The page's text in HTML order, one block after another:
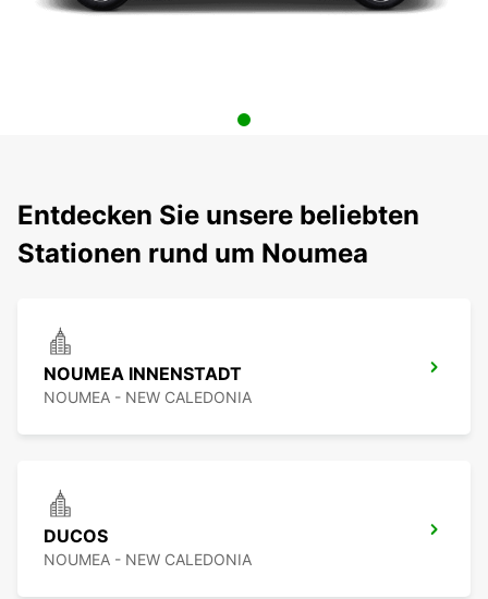
Entdecken Sie unsere beliebten
Stationen rund um Noumea
NOUMEA INNENSTADT
NOUMEA - NEW CALEDONIA
DUCOS
NOUMEA - NEW CALEDONIA